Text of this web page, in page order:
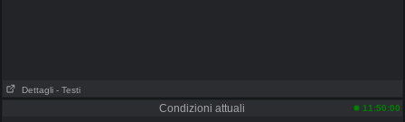
Dettagli - Testi
Condizioni attuali 11:50:00